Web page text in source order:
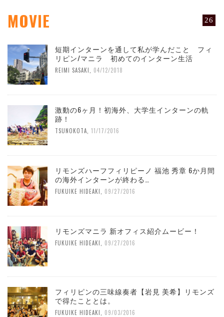
26
MOVIE
短期インターンを通して私が学んだこと フィ
リピン/マニラ 初めてのインターン生活
REIMI SASAKI, 04/12/2018
激動の6ヶ月！初海外、大学生インターンの軌
跡！
TSUNOKOTA, 11/17/2016
リモンズハーフフィリピーノ 福池 秀章 6か月間
の海外インターンが終わる…
FUKUIKE HIDEAKI, 09/27/2016
リモンズマニラ 新オフィス紹介ムービー！
FUKUIKE HIDEAKI, 09/27/2016
フィリピンの三味線奏者【岩見 美希】リモンズ
で得たこととは。
FUKUIKE HIDEAKI, 09/03/2016